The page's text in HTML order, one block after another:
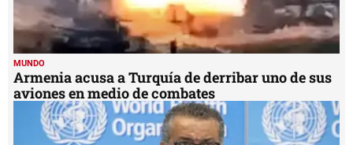
MUNDO
Armenia acusa a Turquía de derribar uno de sus
aviones en medio de combates